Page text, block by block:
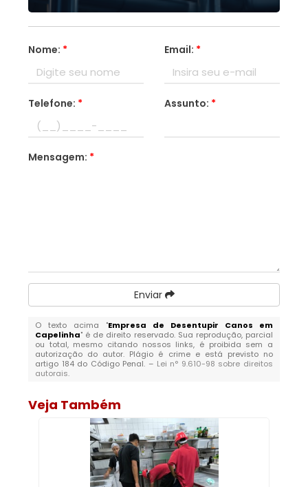
Nome: * Email: *
Telefone: * Assunto: *
Mensagem: *
Enviar
O texto acima "Empresa de Desentupir Canos em
Capelinha" é de direito reservado. Sua reprodução, parcial
ou total, mesmo citando nossos links, é proibida sem a
autorização do autor. Plágio é crime e está previsto no
artigo 184 do Código Penal. – Lei n° 9.610-98 sobre direitos
autorais.
Veja Também